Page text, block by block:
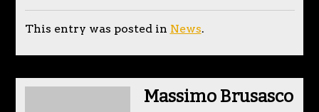
This entry was posted in News.
Massimo Brusasco